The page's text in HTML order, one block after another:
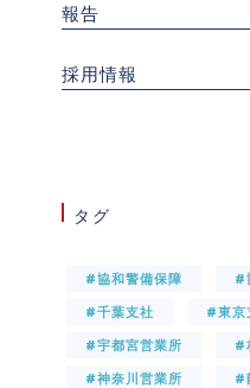
報告
採用情報
タグ
#協和警備保障
#
#千葉支社
#東京
#宇都宮営業所
#
#神奈川営業所
#